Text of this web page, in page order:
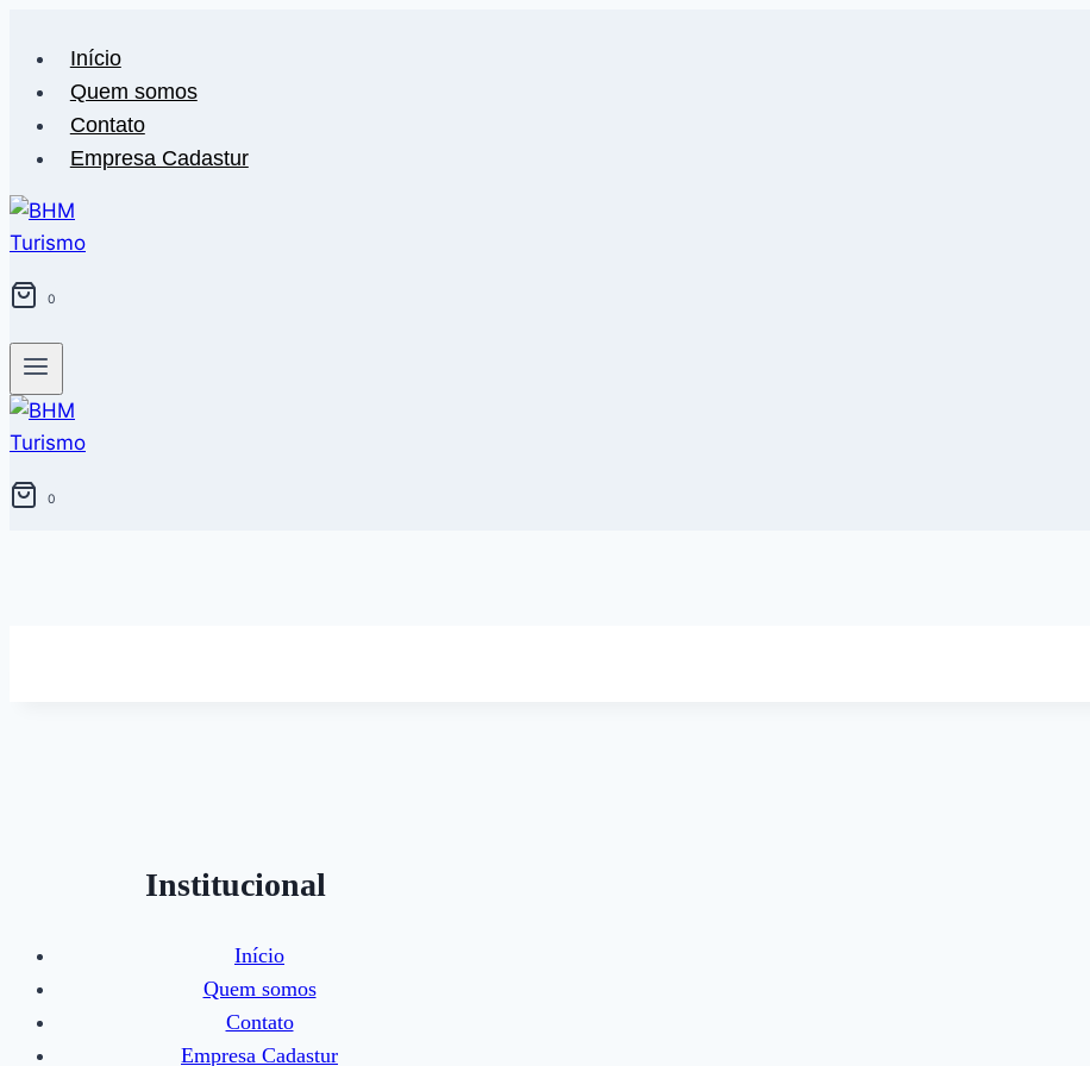
para
Conteúdo
Início
Quem somos
Contato
Empresa Cadastur
0
0
Institucional
Início
Quem somos
Contato
Empresa Cadastur